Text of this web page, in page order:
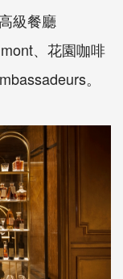
級餐廳
、花園咖啡
。